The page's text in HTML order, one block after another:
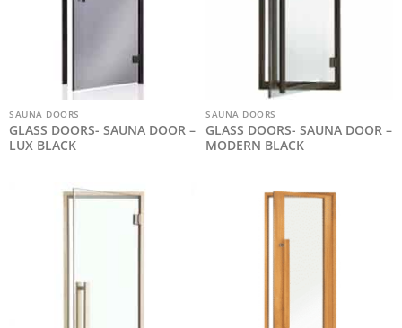
SAUNA DOORS
GLASS DOORS- SAUNA DOOR –
LUX BLACK
SAUNA DOORS
GLASS DOORS- SAUNA DOOR –
MODERN BLACK